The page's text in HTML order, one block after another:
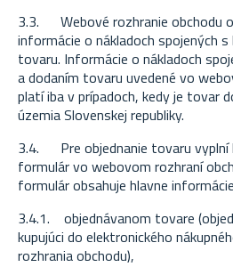
3.3. Webové rozhranie obchodu
informácie o nákladoch spojených s
tovaru. Informácie o nákladoch
a dodaním tovaru uvedené vo
platí iba v prípadoch, kedy je tovar
územia Slovenskej republiky.
3.4. Pre objednanie tovaru vyplní
formulár vo webovom rozhraní
formulár obsahuje hlavne
3.4.1. objednávanom tovare
kupujúci do elektronického
rozhrania obchodu),